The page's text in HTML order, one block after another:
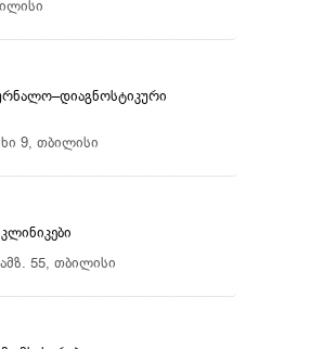
9, თბილისი
55, თბილისი